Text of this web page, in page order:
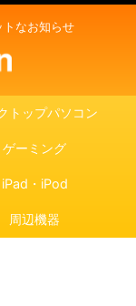
なお知らせ
トップパソコン
ゲーミング
iPad・iPod
周辺機器